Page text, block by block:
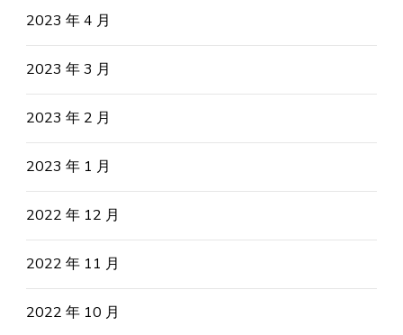
2023 年 4 月
2023 年 3 月
2023 年 2 月
2023 年 1 月
2022 年 12 月
2022 年 11 月
2022 年 10 月